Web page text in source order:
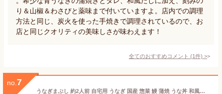
り＆山椒＆わさびと薬味まで付いていますよ。店内での調理
方法と同じ、炭火を使った手焼きで調理されているので、お
店と同じクオリティの美味しさが味わえます！
全てのおすすめコメント (1件) >
no. 7
うなぎまぶし 約2人前 自宅用 うなぎ 国産 惣菜 鰻 蒲焼 うな丼 和風惣菜 ひつまぶし セット 海鮮 うなぎ蒲焼き 海鮮惣菜 おかず 丼の具【北海道・沖縄県・離島 配送不可】